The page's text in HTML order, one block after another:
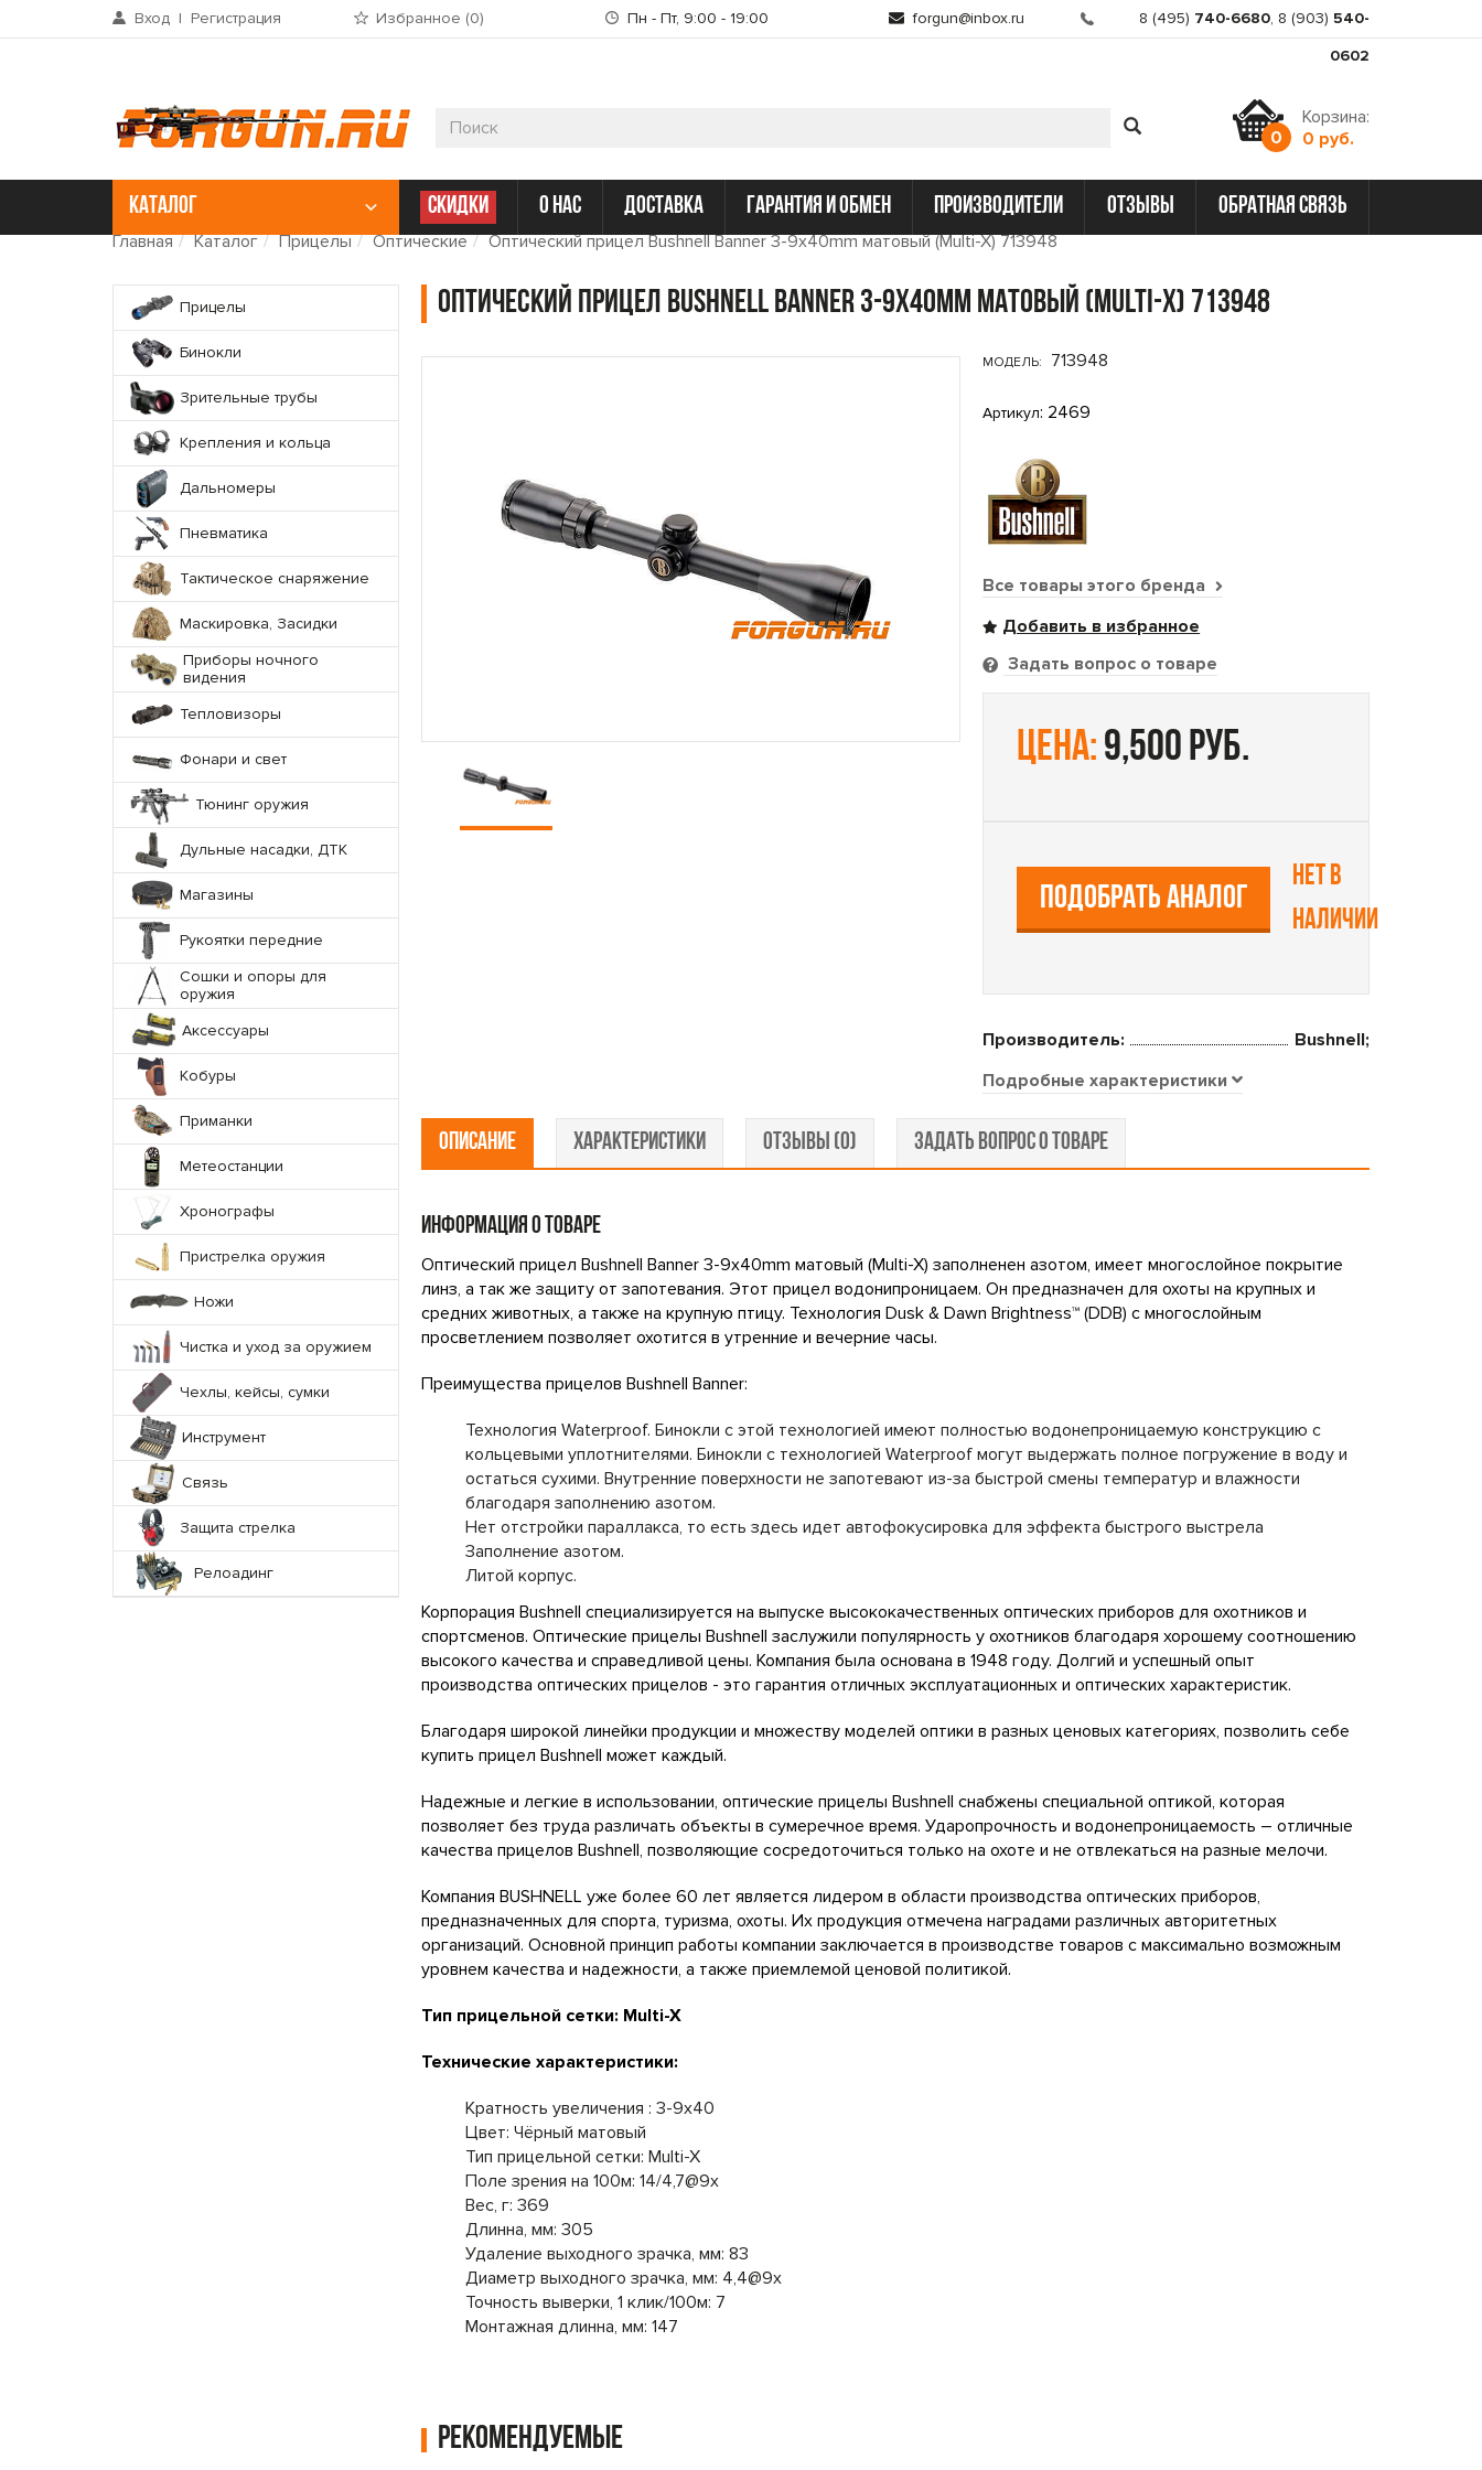
Вход | Регистрация Избранное (0) Пн - Пт, 9:00 - 19:00 forgun@inbox.ru 8 (495) 740-6680, 8 (903) 540-
0602
0
Корзина:
0 руб.
КАТАЛОГ СКИДКИ о нас доставка гарантия и обмен производители отзывы обратная связь
Главная Каталог Прицелы Оптические Оптический прицел Bushnell Banner 3-9x40mm матовый (Multi-X) 713948
Прицелы
Бинокли
Зрительные трубы
Крепления и кольца
Дальномеры
Пневматика
Тактическое снаряжение
Маскировка, Засидки
Приборы ночного
видения
Тепловизоры
Фонари и свет
Тюнинг оружия
Дульные насадки, ДТК
Магазины
Рукоятки передние
Сошки и опоры для
оружия
Аксессуары
Кобуры
Приманки
Метеостанции
Хронографы
Пристрелка оружия
Ножи
Чистка и уход за оружием
Чехлы, кейсы, сумки
Инструмент
Связь
Защита стрелка
Релоадинг
Оптический прицел Bushnell Banner 3-9x40mm матовый (Multi-X) 713948
МОДЕЛЬ: 713948
Артикул: 2469
Все товары этого бренда
Задать вопрос о товаре
цена: 9,500 руб.
ПОДОБРАТЬ АНАЛОГ
Нет в
наличии
Производитель:
Bushnell;
Подробные характеристики
ОПИСАНИЕ ХАРАКТЕРИСТИКИ ОТЗЫВЫ (0) ЗАДАТЬ ВОПРОС О ТОВАРЕ
ИНФОРМАЦИЯ О ТОВАРЕ
Оптический прицел Bushnell Banner 3-9x40mm матовый (Multi-X) заполненен азотом, имеет многослойное покрытие
линз, а так же защиту от запотевания. Этот прицел водонипроницаем. Он предназначен для охоты на крупных и
средних животных, а также на крупную птицу. Технология Dusk & Dawn Brightness™ (DDB) с многослойным
просветлением позволяет охотится в утренние и вечерние часы.
Преимущества прицелов Bushnell Banner:
Технология Waterproof. Бинокли с этой технологией имеют полностью водонепроницаемую конструкцию с
кольцевыми уплотнителями. Бинокли с технологией Waterproof могут выдержать полное погружение в воду и
остаться сухими. Внутренние поверхности не запотевают из-за быстрой смены температур и влажности
благодаря заполнению азотом.
Нет отстройки параллакса, то есть здесь идет автофокусировка для эффекта быстрого выстрела
Заполнение азотом.
Литой корпус.
Корпорация Bushnell специализируется на выпуске высококачественных оптических приборов для охотников и
спортсменов. Оптические прицелы Bushnell заслужили популярность у охотников благодаря хорошему соотношению
высокого качества и справедливой цены. Компания была основана в 1948 году. Долгий и успешный опыт
производства оптических прицелов - это гарантия отличных эксплуатационных и оптических характеристик.
Благодаря широкой линейки продукции и множеству моделей оптики в разных ценовых категориях, позволить себе
купить прицел Bushnell может каждый.
Надежные и легкие в использовании, оптические прицелы Bushnell снабжены специальной оптикой, которая
позволяет без труда различать объекты в сумеречное время. Ударопрочность и водонепроницаемость – отличные
качества прицелов Bushnell, позволяющие сосредоточиться только на охоте и не отвлекаться на разные мелочи.
Компания BUSHNELL уже более 60 лет является лидером в области производства оптических приборов,
предназначенных для спорта, туризма, охоты. Их продукция отмечена наградами различных авторитетных
организаций. Основной принцип работы компании заключается в производстве товаров с максимально возможным
уровнем качества и надежности, а также приемлемой ценовой политикой.
Тип прицельной сетки: Multi-X
Технические характеристики:
Кратность увеличения : 3-9x40
Цвет: Чёрный матовый
Тип прицельной сетки: Multi-X
Поле зрения на 100м: 14/4,7@9x
Вес, г: 369
Длинна, мм: 305
Удаление выходного зрачка, мм: 83
Диаметр выходного зрачка, мм: 4,4@9x
Точность выверки, 1 клик/100м: 7
Монтажная длинна, мм: 147
Рекомендуемые